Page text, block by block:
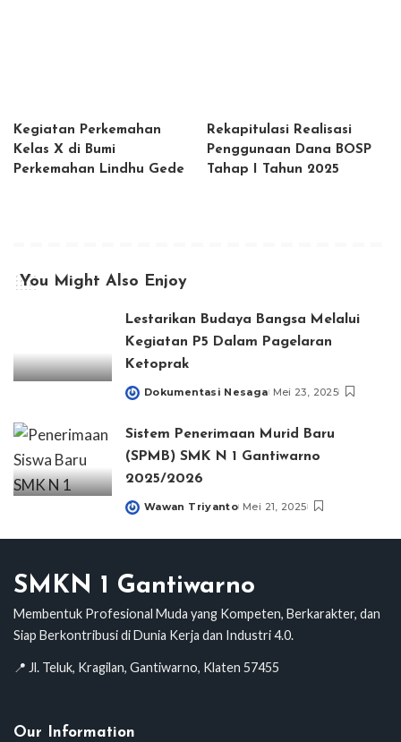
Kegiatan Perkemahan
Kelas X di Bumi
Perkemahan Lindhu Gede
Rekapitulasi Realisasi
Penggunaan Dana BOSP
Tahap I Tahun 2025
You Might Also Enjoy
Lestarikan Budaya Bangsa Melalui
Kegiatan P5 Dalam Pagelaran
Ketoprak
Posted
Dokumentasi Nesaga Mei 23, 2025
Sistem Penerimaan Murid Baru
(SPMB) SMK N 1 Gantiwarno
2025/2026
Posted
Wawan Triyanto Mei 21, 2025
SMKN 1 Gantiwarno
Membentuk Profesional Muda yang Kompeten, Berkarakter, dan
Siap Berkontribusi di Dunia Kerja dan Industri 4.0.
📍 Jl. Teluk, Kragilan, Gantiwarno, Klaten 57455
Our Information